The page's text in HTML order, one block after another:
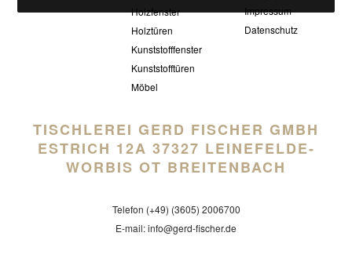
TISCHLEREI GERD FISCHER GMBH
ESTRICH 12A 37327 LEINEFELDE-
WORBIS OT BREITENBACH
Telefon (+49) (3605) 2006700
E-mail: info@gerd-fischer.de
Holzfenster
Holztüren
Kunststofffenster
Kunststofftüren
Möbel
Impressum
Datenschutz